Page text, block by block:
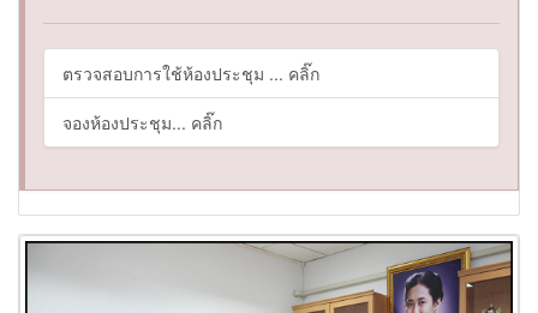
ตรวจสอบการใช้ห้องประชุม ... คลิ๊ก
จองห้องประชุม... คลิ๊ก